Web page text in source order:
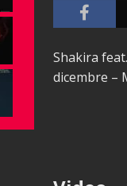
Shakira
dicembre –